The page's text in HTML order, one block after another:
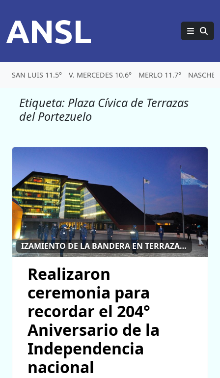
ANSL
SAN LUIS 11.5° V. MERCEDES 10.6° MERLO 11.7°
Etiqueta: Plaza Cívica de Terrazas
del Portezuelo
IZAMIENTO DE LA BANDERA EN TERRAZAS DEL PORTEZUELO
Realizaron
ceremonia para
recordar el 204°
Aniversario de la
Independencia
nacional